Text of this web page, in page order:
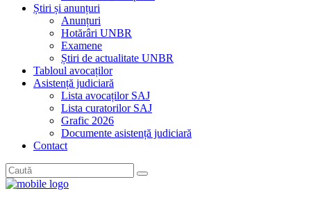
Știri și anunțuri
Anunțuri
Hotărâri UNBR
Examene
Știri de actualitate UNBR
Tabloul avocaților
Asistență judiciară
Lista avocaților SAJ
Lista curatorilor SAJ
Grafic 2026
Documente asistență judiciară
Contact